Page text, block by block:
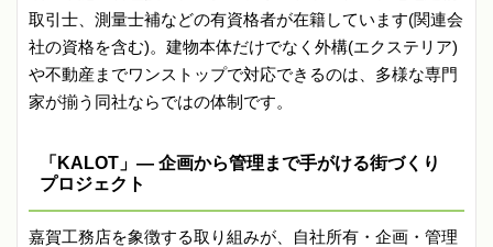
取引士、測量士補などの有資格者が在籍しています(関連会
社の資格を含む)。建物本体だけでなく外構(エクステリア)
や不動産までワンストップで対応できるのは、多様な専門
家が揃う同社ならではの体制です。
「KALOT」— 企画から管理まで手がける街づくり
プロジェクト
嘉賀工務店を象徴する取り組みが、自社所有・企画・管理